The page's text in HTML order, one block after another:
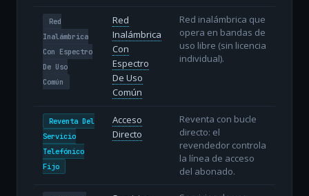
Red
Inalámbrica
Con Espectro
De Uso
Común
Red
Inalámbrica
Con
Espectro
De Uso
Común
Red inalámbrica que
opera en bandas de
uso libre (sin licencia
individual).
Reventa Del
Servicio
Telefónico
Fijo
Acceso
Directo
Reventa con bucle
directo: el
revendedor controla
la línea de acceso
del abonado.